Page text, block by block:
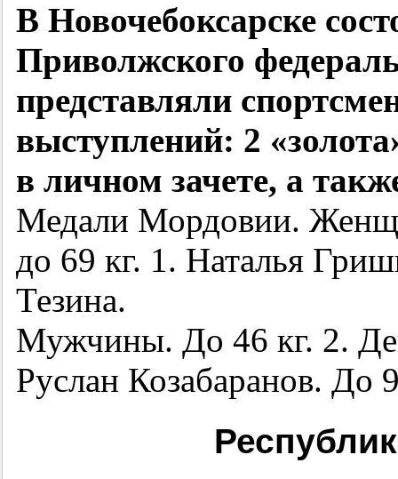
В Новочебоксарске
Приволжского
представляли
выступлений: 2
в личном зачете, а
Медали Мордовии.
до 69 кг. 1. Наталья
Тезина.
Мужчины. До 46 кг. 2.
Руслан Козабаранов. До